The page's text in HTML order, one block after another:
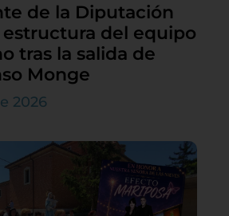
de la Diputación
estructura del equipo
tras la salida de
Monge
2026